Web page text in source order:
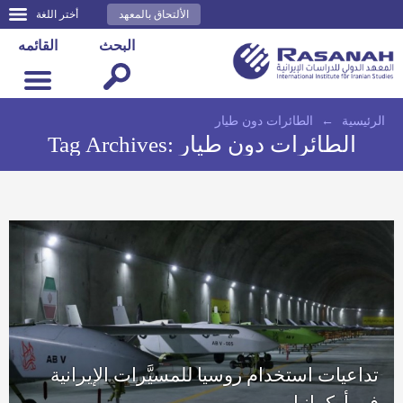
أختر اللغة الألتحاق بالمعهد
القائمه البحث
الرئيسية ← الطائرات دون طيار
Tag Archives: الطائرات دون طيار
تداعيات استخدام روسيا للمسيَّرات الإيرانية